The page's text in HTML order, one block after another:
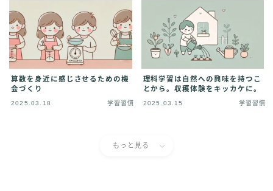
算数を身近に感じさせるための機
会づくり
2025.03.18 学習習慣
理科学習は自然への興味を持つこ
とから。収穫体験をキッカケに。
2025.03.15 学習習慣
もっと見る